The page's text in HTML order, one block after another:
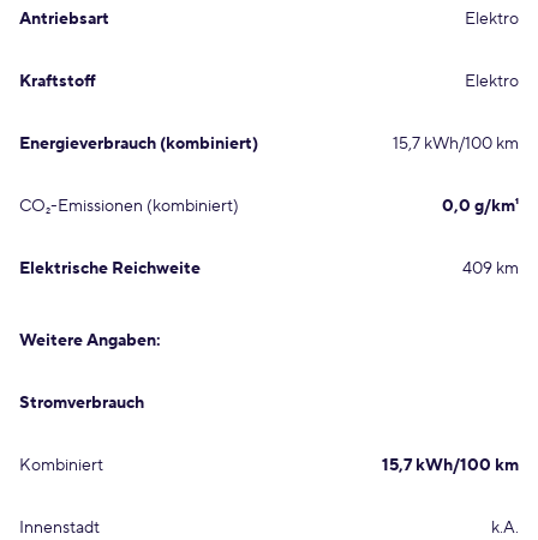
Antriebsart Elektro
Kraftstoff Elektro
Energieverbrauch (kombiniert) 15,7 kWh/100 km
CO₂-Emissionen (kombiniert) 0,0 g/km¹
Elektrische Reichweite 409 km
Weitere Angaben:
Stromverbrauch
Kombiniert 15,7 kWh/100 km
Innenstadt k.A.